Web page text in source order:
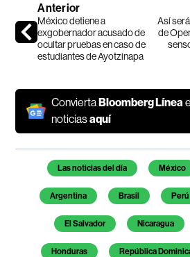
Anterior
México detiene a
exgobernador acusado de
ocultar pruebas en caso de
estudiantes de Ayotzinapa
Así
de
ConviertaBloomberg Línea
noticiasaquí
Temas de este artículo
Las noticias del día México
Argentina Brasil Perú
El Salvador Nicaragua
Honduras República